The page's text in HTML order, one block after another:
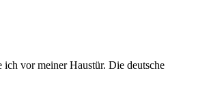
vor meiner Haustür. Die deutsche